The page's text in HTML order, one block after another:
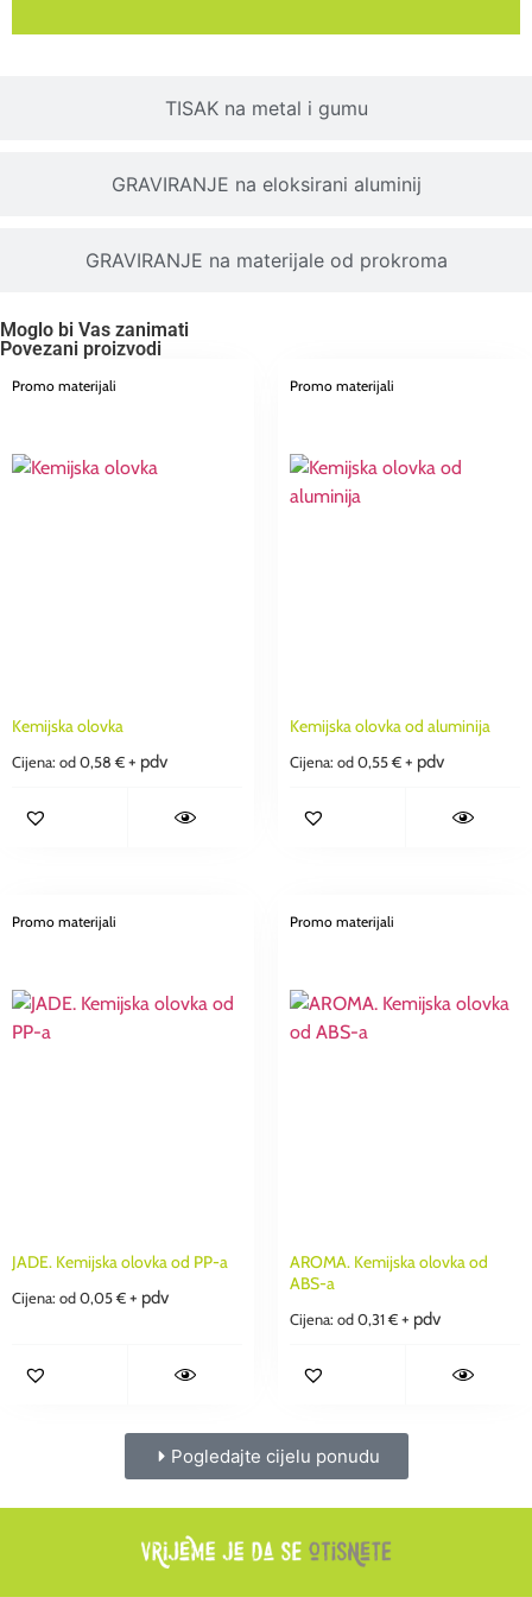
TISAK na metal i gumu
GRAVIRANJE na eloksirani aluminij
GRAVIRANJE na materijale od prokroma
Moglo bi Vas zanimati
Povezani proizvodi
Promo materijali
Kemijska olovka
Cijena: od 0,58 € + pdv
Promo materijali
Kemijska olovka od aluminija
Cijena: od 0,55 € + pdv
Promo materijali
JADE. Kemijska olovka od PP-a
Cijena: od 0,05 € + pdv
Promo materijali
AROMA. Kemijska olovka od
ABS-a
Cijena: od 0,31 € + pdv
Pogledajte cijelu ponudu